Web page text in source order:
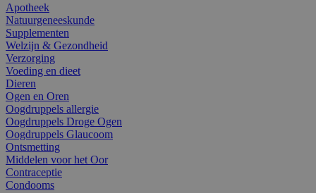
Apotheek
Natuurgeneeskunde
Supplementen
Welzijn & Gezondheid
Verzorging
Voeding en dieet
Dieren
Ogen en Oren
Oogdruppels allergie
Oogdruppels Droge Ogen
Oogdruppels Glaucoom
Ontsmetting
Middelen voor het Oor
Contraceptie
Condooms